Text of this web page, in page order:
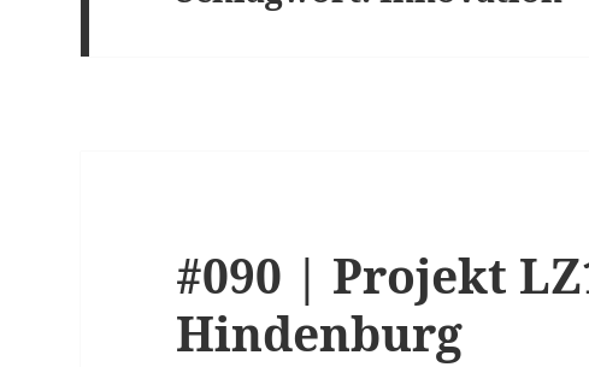
#090 | Projekt
Hindenburg